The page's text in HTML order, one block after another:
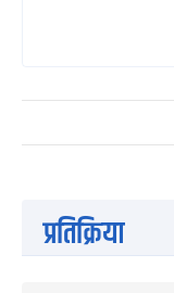
प्रतिक्रिया